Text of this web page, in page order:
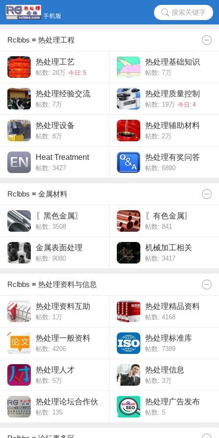
搜索关键字
Rclbbs ≡ 热处理工程
热处理工艺
帖数: 28万 今日: 5
热处理基础知识
帖数: 7万
热处理经验交流
帖数: 7万
热处理质量控制
帖数: 19万 今日: 4
热处理设备
帖数: 8万
热处理辅助材料
帖数: 2万
Heat Treatment
帖数: 3427
热处理有奖问答
帖数: 6890
Rclbbs ≡ 金属材料
〖黑色金属〗
帖数: 3508
〖有色金属〗
帖数: 841
金属表面处理
帖数: 9080
机械加工相关
帖数: 3417
Rclbbs ≡ 热处理资料与信息
热处理资料互助
帖数: 1万
热处理精品资料
帖数: 4168
热处理一般资料
帖数: 4206
热处理标准库
帖数: 7389
热处理人才
帖数: 5万
热处理信息
帖数: 3万
热处理论坛合作伙
伴
帖数: 135
热处理广告发布
帖数: 5